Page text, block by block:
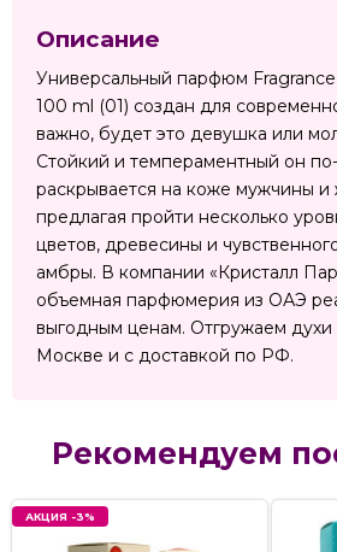
Описание
Универсальный парфюм
100 ml (01) создан для
важно, будет это девушка или
Стойкий и темпераментный он
раскрывается на коже мужчины
предлагая пройти несколько
цветов, древесины и
амбры. В компании «Кристалл
объемная парфюмерия из ОАЭ
выгодным ценам. Отгружаем духи
Москве и с доставкой по РФ.
Рекомендуем
АКЦИЯ -3%